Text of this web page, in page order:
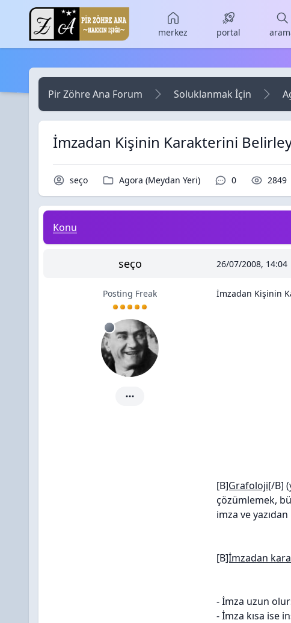
Skip to main content
merkez portal
Pir Zöhre Ana Forum Soluklanmak İçin
İmzadan Kişinin Karakterini
Konu Sahibi / Yazar
seço Kategori / Forum
Agora (Meydan Yeri) Yorumlar /
0 2849
İmzadan Kişinin Karakterini Belirleyin
Konu
seço 26/07/2008, 14:04
Posting Freak İmzadan Kişinin
[B]Grafoloji[/B]
çözümlemek,
imza ve
[B]İmzadan
- İmza uzun
- İmza kısa ise